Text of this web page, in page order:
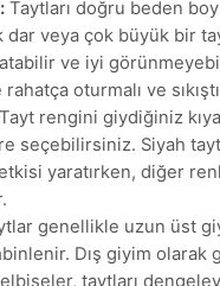
Taytları doğru beden
dar veya çok büyük bir
ve iyi
oturmalı ve
rengini giydiğiniz
seçebilirsiniz. Siyah
yaratırken, diğer
genellikle uzun üst
Dış giyim olarak
taytları